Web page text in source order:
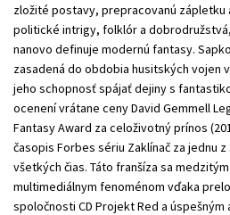
zložité postavy, prepracovanú zápletku
politické intrigy, folklór a
nanovo definuje modernú fantasy.
zasadená do obdobia husitských vojen
jeho schopnosť spájať dejiny s
ocenení vrátane ceny David Gemmell
Fantasy Award za celoživotný prínos
časopis Forbes sériu Zaklínač za jednu
všetkých čias. Táto franšíza sa
multimediálnym fenoménom vďaka
spoločnosti CD Projekt Red a